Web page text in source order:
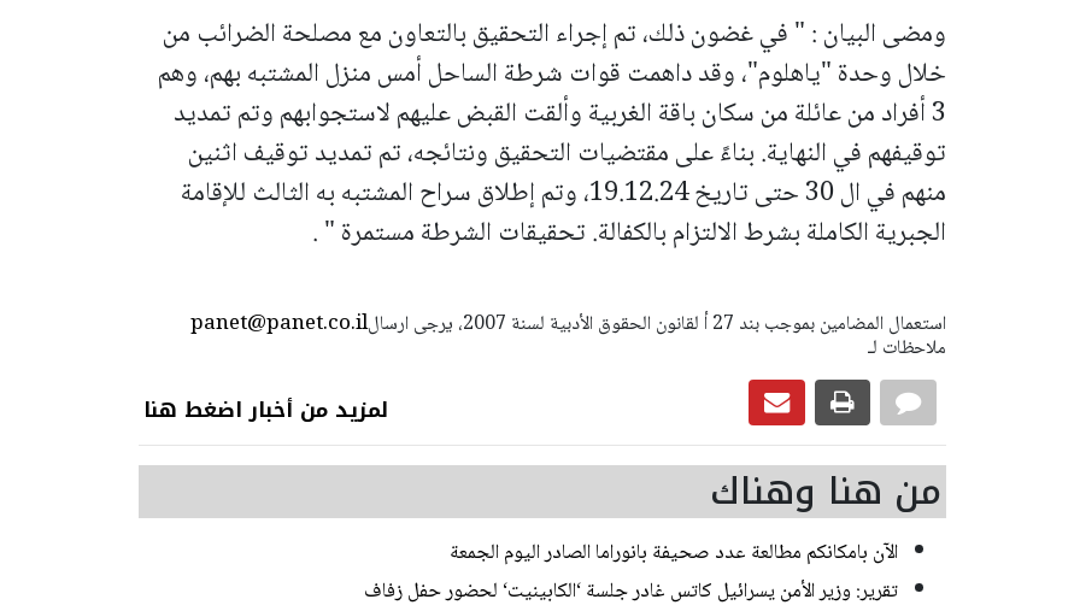
ومضى البيان : " في غضون ذلك، تم إجراء التحقيق بالتعاون مع مصلحة الضرائب من
خلال وحدة "ياهلوم"، وقد داهمت قوات شرطة الساحل أمس منزل المشتبه بهم، وهم
3 أفراد من عائلة من سكان باقة الغربية وألقت القبض عليهم لاستجوابهم وتم تمديد
توقيفهم في النهاية.بناءً على مقتضيات التحقيق ونتائجه، تم تمديد توقيف اثنين
منهم في ال 30 حتى تاريخ 19.12.24، وتم إطلاق سراح المشتبه به الثالث للإقامة
الجبرية الكاملة بشرط الالتزام بالكفالة.تحقيقات الشرطة مستمرة " .
panet@panet.co.ilاستعمال المضامين بموجب بند 27 أ لقانون الحقوق الأدبية لسنة 2007، يرجى ارسال
ملاحظات لـ
لمزيد من أخبار اضغط هنا
من هنا وهناك
الآن بامكانكم مطالعة عدد صحيفة بانوراما الصادر اليوم الجمعة
تقرير: وزير الأمن يسرائيل كاتس غادر جلسة ‘الكابينيت‘ لحضور حفل زفاف